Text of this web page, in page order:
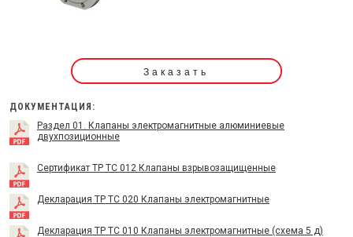
Заказать
ДОКУМЕНТАЦИЯ:
Раздел 01. Клапаны электромагнитные алюминиевые
двухпозиционные
Сертификат TP TC 012 Клапаны взрывозащищенные
Декларация ТР ТС 020 Клапаны электромагнитные
Декларация ТР ТС 010 Клапаны электромагнитные (схема 5 д)